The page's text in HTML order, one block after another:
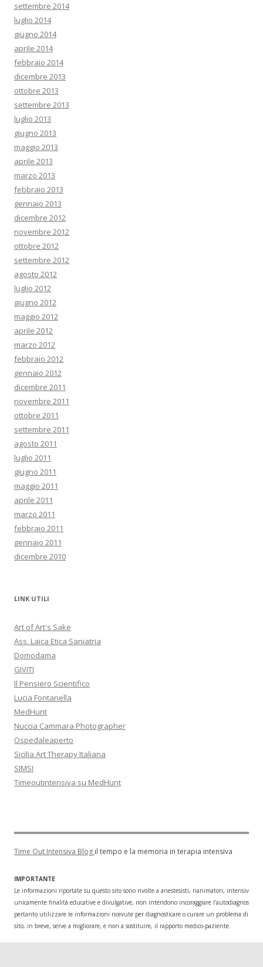
settembre 2014
luglio 2014
giugno 2014
aprile 2014
febbraio 2014
dicembre 2013
ottobre 2013
settembre 2013
luglio 2013
giugno 2013
maggio 2013
aprile 2013
marzo 2013
febbraio 2013
gennaio 2013
dicembre 2012
novembre 2012
ottobre 2012
settembre 2012
agosto 2012
luglio 2012
giugno 2012
maggio 2012
aprile 2012
marzo 2012
febbraio 2012
gennaio 2012
dicembre 2011
novembre 2011
ottobre 2011
settembre 2011
agosto 2011
luglio 2011
giugno 2011
maggio 2011
aprile 2011
marzo 2011
febbraio 2011
gennaio 2011
dicembre 2010
LINK UTILI
Art of Art's Sake
Ass. Laica Etica Saniatria
Domodama
GIVITI
Il Pensiero Scientifico
Lucia Fontanella
MedHunt
Nuccia Cammara Photographer
Ospedaleaperto
Sicilia Art Therapy Italiana
SIMSI
Timeoutintensiva su MedHunt
Time Out Intensiva Blog il tempo e la memoria in terapia intensiva
IMPORTANTE
Le informazioni riportate su questo sito sono rivolte a anestesisti, rianimatori,
unicamente finalità educative e divulgative, non intendono incoraggiare l'autodiagnosi o
pertanto utilizzare le informazioni ricevute per diagnosticare o curare un problema di
sito, in breve, serve a migliorare, e non a sostituire, il rapporto medico-paziente.